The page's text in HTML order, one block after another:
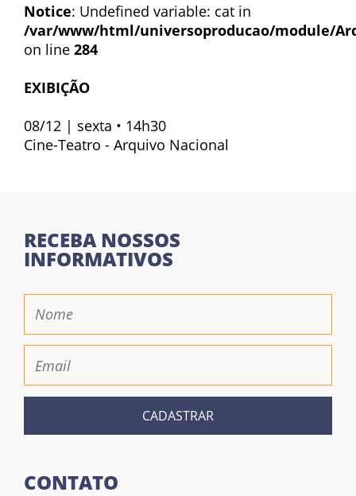
Notice: Undefined variable: cat in
/var/www/html/universoproducao/module/
on line 284
EXIBIÇÃO
08/12 | sexta • 14h30
Cine-Teatro - Arquivo Nacional
RECEBA NOSSOS
INFORMATIVOS
CADASTRAR
CONTATO